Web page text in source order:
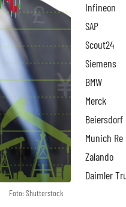
Foto: Shutterstock
Infineon
SAP
Scout24
Siemens
BMW
Merck
Beiersdorf
Munich Re
Zalando
Daimler